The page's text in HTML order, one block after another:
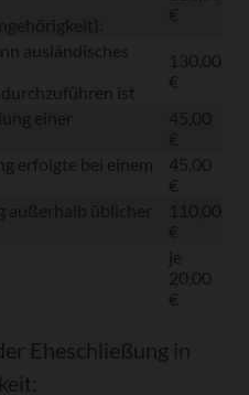
ausländisches
ist
130,00
€
erfolgte bei einem
45,00
€
je
20,00
€
Eheschließung in